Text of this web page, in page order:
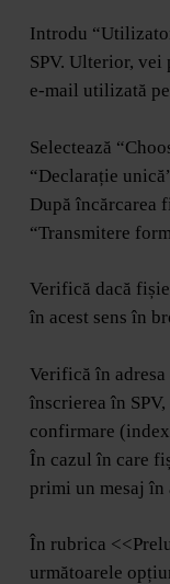
Introdu
SPV. Ulterior, vei
e-mail utilizată
Selectează
“Declarație
După încărcarea
“Transmitere
Verifică dacă
în acest sens în
Verifică în
înscrierea în
confirmare
În cazul în care
primi un mesaj în
În rubrica
următoarele